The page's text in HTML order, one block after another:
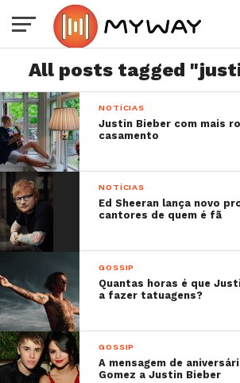
All posts tagged
NOTÍCIAS
Justin Bieber com mais
casamento
NOTÍCIAS
Ed Sheeran lança novo
cantores de quem é fã
GOSSIP
Quantas horas é que
a fazer tatuagens?
GOSSIP
A mensagem de
Gomez a Justin Bieber